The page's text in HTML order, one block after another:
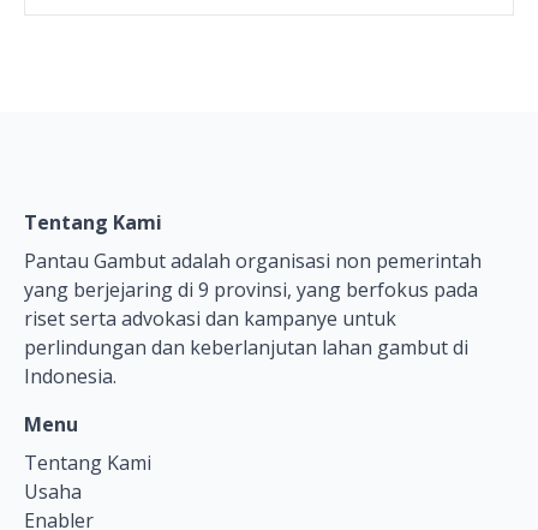
Tentang Kami
Pantau Gambut adalah organisasi non pemerintah
yang berjejaring di 9 provinsi, yang berfokus pada
riset serta advokasi dan kampanye untuk
perlindungan dan keberlanjutan lahan gambut di
Indonesia.
Menu
Tentang Kami
Usaha
Enabler